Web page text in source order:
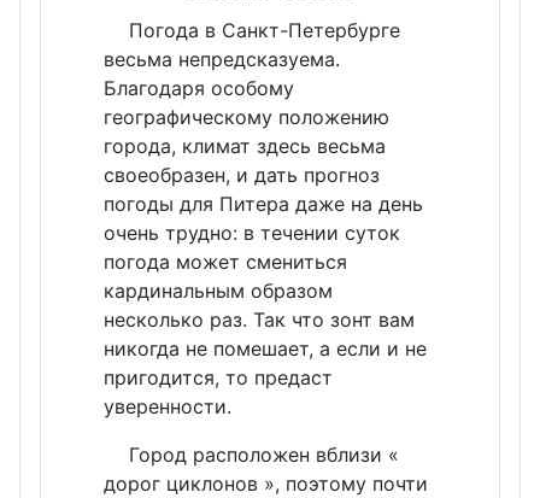
Погода в Санкт-Петербурге
весьма непредсказуема.
Благодаря особому
географическому положению
города, климат здесь весьма
своеобразен, и дать прогноз
погоды для Питера даже на день
очень трудно: в течении суток
погода может смениться
кардинальным образом
несколько раз. Так что зонт вам
никогда не помешает, а если и не
пригодится, то предаст
уверенности.
Город расположен вблизи «
дорог циклонов », поэтому почти